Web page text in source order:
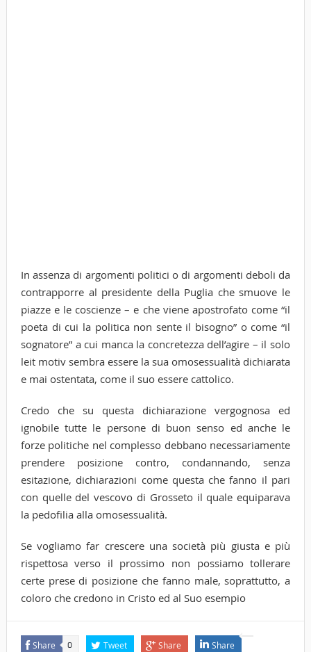
In assenza di argomenti politici o di argomenti deboli da
contrapporre al presidente della Puglia che smuove le
piazze e le coscienze – e che viene apostrofato come “il
poeta di cui la politica non sente il bisogno” o come “il
sognatore” a cui manca la concretezza dell’agire – il solo
leit motiv sembra essere la sua omosessualità dichiarata
e mai ostentata, come il suo essere cattolico.
Credo che su questa dichiarazione vergognosa ed
ignobile tutte le persone di buon senso ed anche le
forze politiche nel complesso debbano necessariamente
prendere posizione contro, condannando, senza
esitazione, dichiarazioni come questa che fanno il pari
con quelle del vescovo di Grosseto il quale equiparava
la pedofilia alla omosessualità.
Se vogliamo far crescere una società più giusta e più
rispettosa verso il prossimo non possiamo tollerare
certe prese di posizione che fanno male, soprattutto, a
coloro che credono in Cristo ed al Suo esempio
Share 0 Tweet Share Share